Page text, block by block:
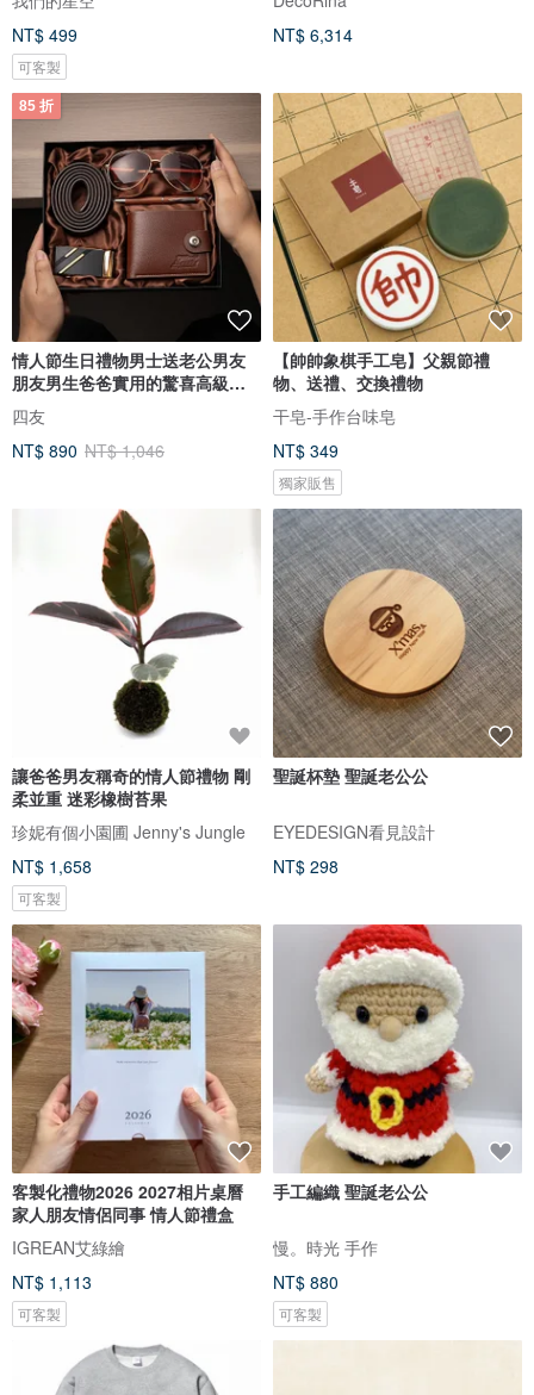
NT$ 499
可客製
NT$ 6,314
85 折
情人節生日禮物男士送老公男友
朋友男生爸爸實用的驚喜高級感
新年
四友
NT$ 890 NT$ 1,046
【帥帥象棋手工皂】父親節禮
物、送禮、交換禮物
干皂-手作台味皂
NT$ 349
獨家販售
讓爸爸男友稱奇的情人節禮物 剛
柔並重 迷彩橡樹苔果
珍妮有個小園圃 Jenny's Jungle
NT$ 1,658
可客製
聖誕杯墊 聖誕老公公
EYEDESIGN看見設計
NT$ 298
客製化禮物2026 2027相片桌曆
家人朋友情侶同事 情人節禮盒
IGREAN艾綠繪
NT$ 1,113
可客製
手工編織 聖誕老公公
慢。時光 手作
NT$ 880
可客製